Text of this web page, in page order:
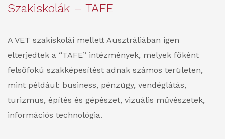
Szakiskolák – TAFE
A VET szakiskolái mellett Ausztráliában igen
elterjedtek a “TAFE” intézmények, melyek főként
felsőfokú szakképesítést adnak számos területen,
mint például: business, pénzügy, vendéglátás,
turizmus, építés és gépészet, vizuális művészetek,
információs technológia.